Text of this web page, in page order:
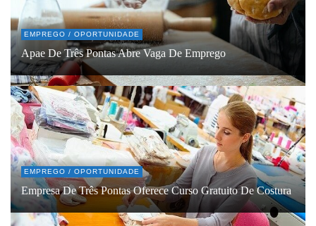
EMPREGO / OPORTUNIDADE
Apae De Três Pontas Abre Vaga De Emprego
EMPREGO / OPORTUNIDADE
Empresa De Três Pontas Oferece Curso Gratuito De Costura